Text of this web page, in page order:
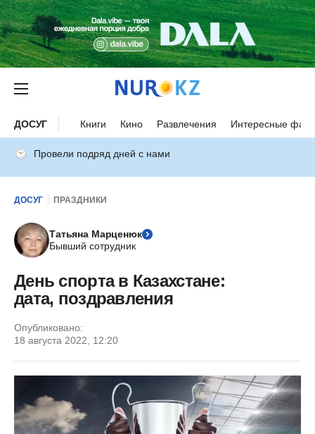
ДОСУГ Книги Кино Развлечения Интересные
Провели подряд дней с нами
ДОСУГ ПРАЗДНИКИ
Татьяна Марценюк
Бывший сотрудник
День спорта в Казахстане:
дата, поздравления
Опубликовано:
18 августа 2022, 12:20